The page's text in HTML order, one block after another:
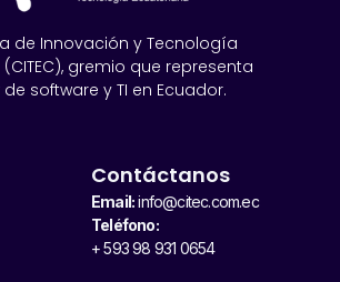
de Innovación y Tecnología
gremio que representa
software y TI en Ecuador.
Contáctanos
Email:info@citec.com.ec
Teléfono:
+ 593 98 931 0654